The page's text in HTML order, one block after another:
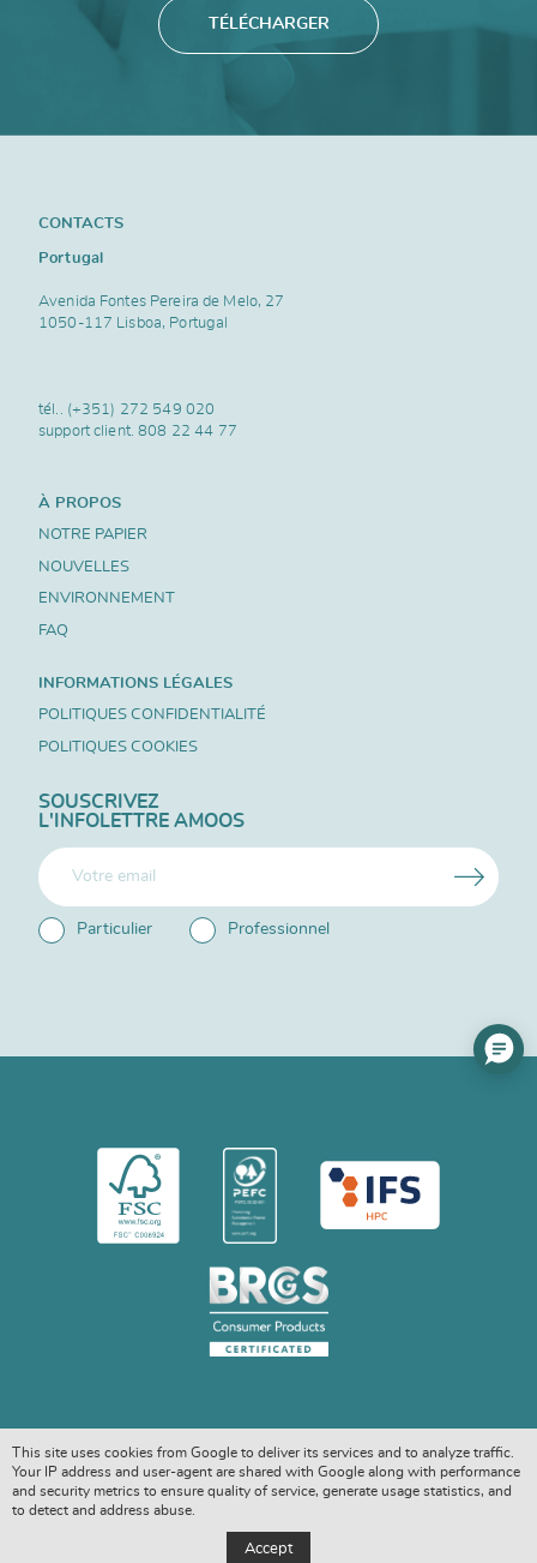
TÉLÉCHARGER
CONTACTS
Portugal
Avenida Fontes Pereira de Melo, 27
1050-117 Lisboa, Portugal
tél.. (+351) 272 549 020
support client.808 22 44 77
À PROPOS
NOTRE PAPIER
NOUVELLES
ENVIRONNEMENT
FAQ
INFORMATIONS LÉGALES
POLITIQUES CONFIDENTIALITÉ
POLITIQUES COOKIES
SOUSCRIVEZ
L'INFOLETTRE AMOOS
Particulier Professionnel
COPYRIGHT © 2026. ALL RIGHTS RESERVED
This site uses cookies from Google to deliver its services and to analyze traffic.
Your IP address and user-agent are shared with Google along with performance
and security metrics to ensure quality of service, generate usage statistics, and
to detect and address abuse.
Accept